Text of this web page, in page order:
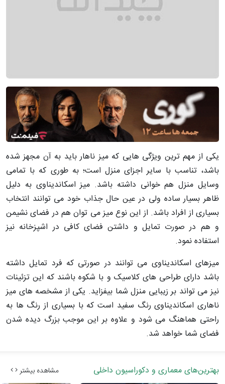
یکی از مهم ترین ویژگی هایی که میز ناهار باید به آن مجهز شده
باشد، تناسب با سایر اجزای منزل است؛ به طوری که با تمامی
وسایل منزل هم خوانی داشته باشد. میز اسکاندیناوی به دلیل
ظاهر بسیار ساده ولی در عین حال جذاب خود می توانند انتخاب
بسیاری از افراد باشد. از این نوع میز می توان هم در فضای نشیمن
و هم در صورت تمایل و داشتن فضای کافی در اشپزخانه نیز
استفاده نمود.
میزهای اسکاندیناوی می توانند در صورتی که فرد تمایل داشته
باشد دارای طراحی های کلاسیک و با شکوه باشند که این تزئینات
نیز می تواند بر زیبایی منزل شما بیفزاید. یکی از مشخصه های میز
ناهاری اسکاندیناوی رنگ سفید است که با بسیاری از رنگ ها به
راحتی هماهنگ می شود و علاوه بر این موجب بزرگ دیده شدن
فضای شما خواهد شد.
بهترین‌های معماری و دکوراسیون داخلی مشاهده بیشتر